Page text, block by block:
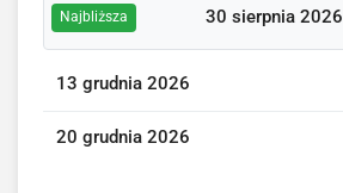
Najbliższa 30 sierpnia 2026
13 grudnia 2026
20 grudnia 2026